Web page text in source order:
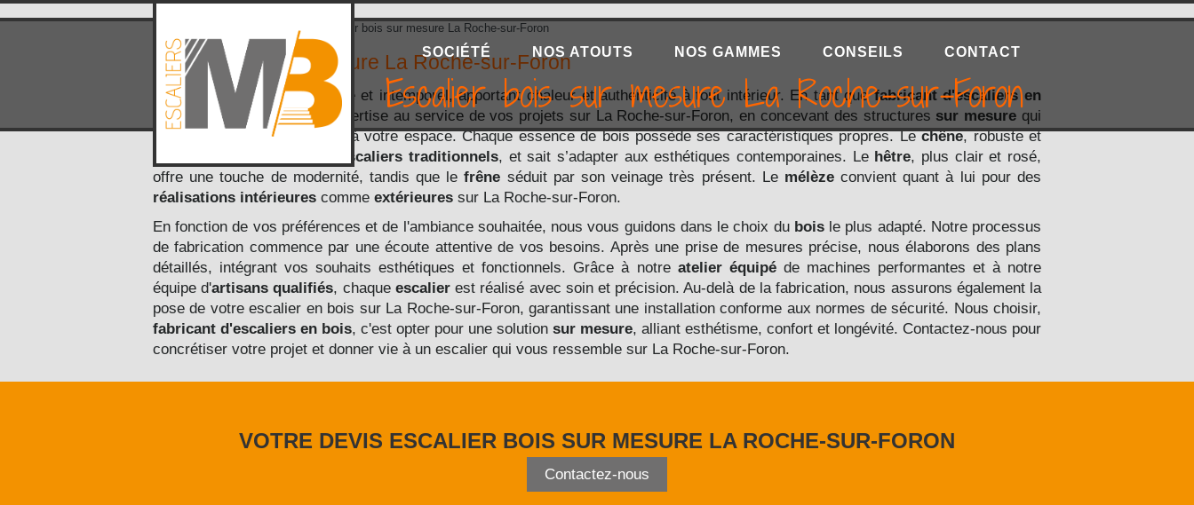
Escalier bois sur mesure La Roche-sur-Foron
SOCIÉTÉ NOS ATOUTS NOS GAMMES CONSEILS CONTACT
Zone d'intervention > Escalier bois sur mesure La Roche-sur-Foron
Escalier bois sur mesure La Roche-sur-Foron
Le bois est un matériau noble et intemporel, apportant chaleur et authenticité à tout intérieur. En tant quefabricant d'escaliers en
bois , nous mettons notre expertise au service de vos projets sur La Roche-sur-Foron, en concevant des structures sur mesure qui
s'intègrent harmonieusement à votre espace. Chaque essence de bois possède ses caractéristiques propres. Lechêne, robuste et
escaliers traditionnels, et sait s’adapter aux esthétiques contemporaines. Le hêtre, plus clair et rosé,
offre une touche de modernité, tandis que lefrêne séduit par son veinage très présent. Le mélèzeconvient quant à lui pour des
réalisations intérieures comme extérieures sur La Roche-sur-Foron.
En fonction de vos préférences et de l'ambiance souhaitée, nous vous guidons dans le choix du bois le plus adapté. Notre processus
de fabrication commence par une écoute attentive de vos besoins. Après une prise de mesures précise, nous élaborons des plans
détaillés, intégrant vos souhaits esthétiques et fonctionnels. Grâce à notre atelier équipéde machines performantes et à notre
équipe d'artisans qualifiés, chaque escalierest réalisé avec soin et précision. Au-delà de la fabrication, nous assurons également la
pose de votre escalier en bois sur La Roche-sur-Foron, garantissant une installation conforme aux normes de sécurité. Nous choisir,
fabricant d'escaliers en bois, c'est opter pour une solution sur mesure, alliant esthétisme, confort et longévité. Contactez-nous pour
concrétiser votre projet et donner vie à un escalier qui vous ressemble sur La Roche-sur-Foron.
VOTRE DEVIS ESCALIER BOIS SUR MESURE LA ROCHE-SUR-FORON
Contactez-nous